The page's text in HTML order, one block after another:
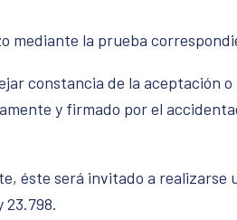
mediante la prueba
constancia de la aceptación o
y firmado por el
éste será invitado a realizarse